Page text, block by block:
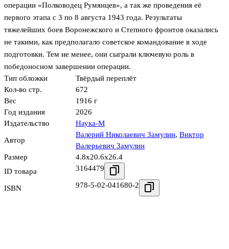
операции «Полководец Румянцев», а так же проведения её
первого этапа с 3 по 8 августа 1943 года. Результаты
тяжелейших боев Воронежского и Степного фронтов оказались
не такими, как пред­полагало советское командование в ходе
подготовки. Тем не менее, они сыграли ключевую роль в
победоносном завершении операции.
Тип обложки
Твёрдый переплёт
Кол-во стр.
672
Вес
1916 г
Год издания
2026
Издательство
Наука-М
Автор
Валерий Николаевич Замулин, Виктор
Валерьевич Замулин
Размер
4.8x20.6x26.4
ID товара
3164479
ISBN 978-5-02-041680-2